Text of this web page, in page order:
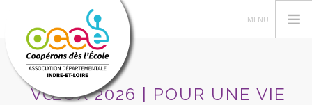
VŒUX 2026 | POUR UNE VIE